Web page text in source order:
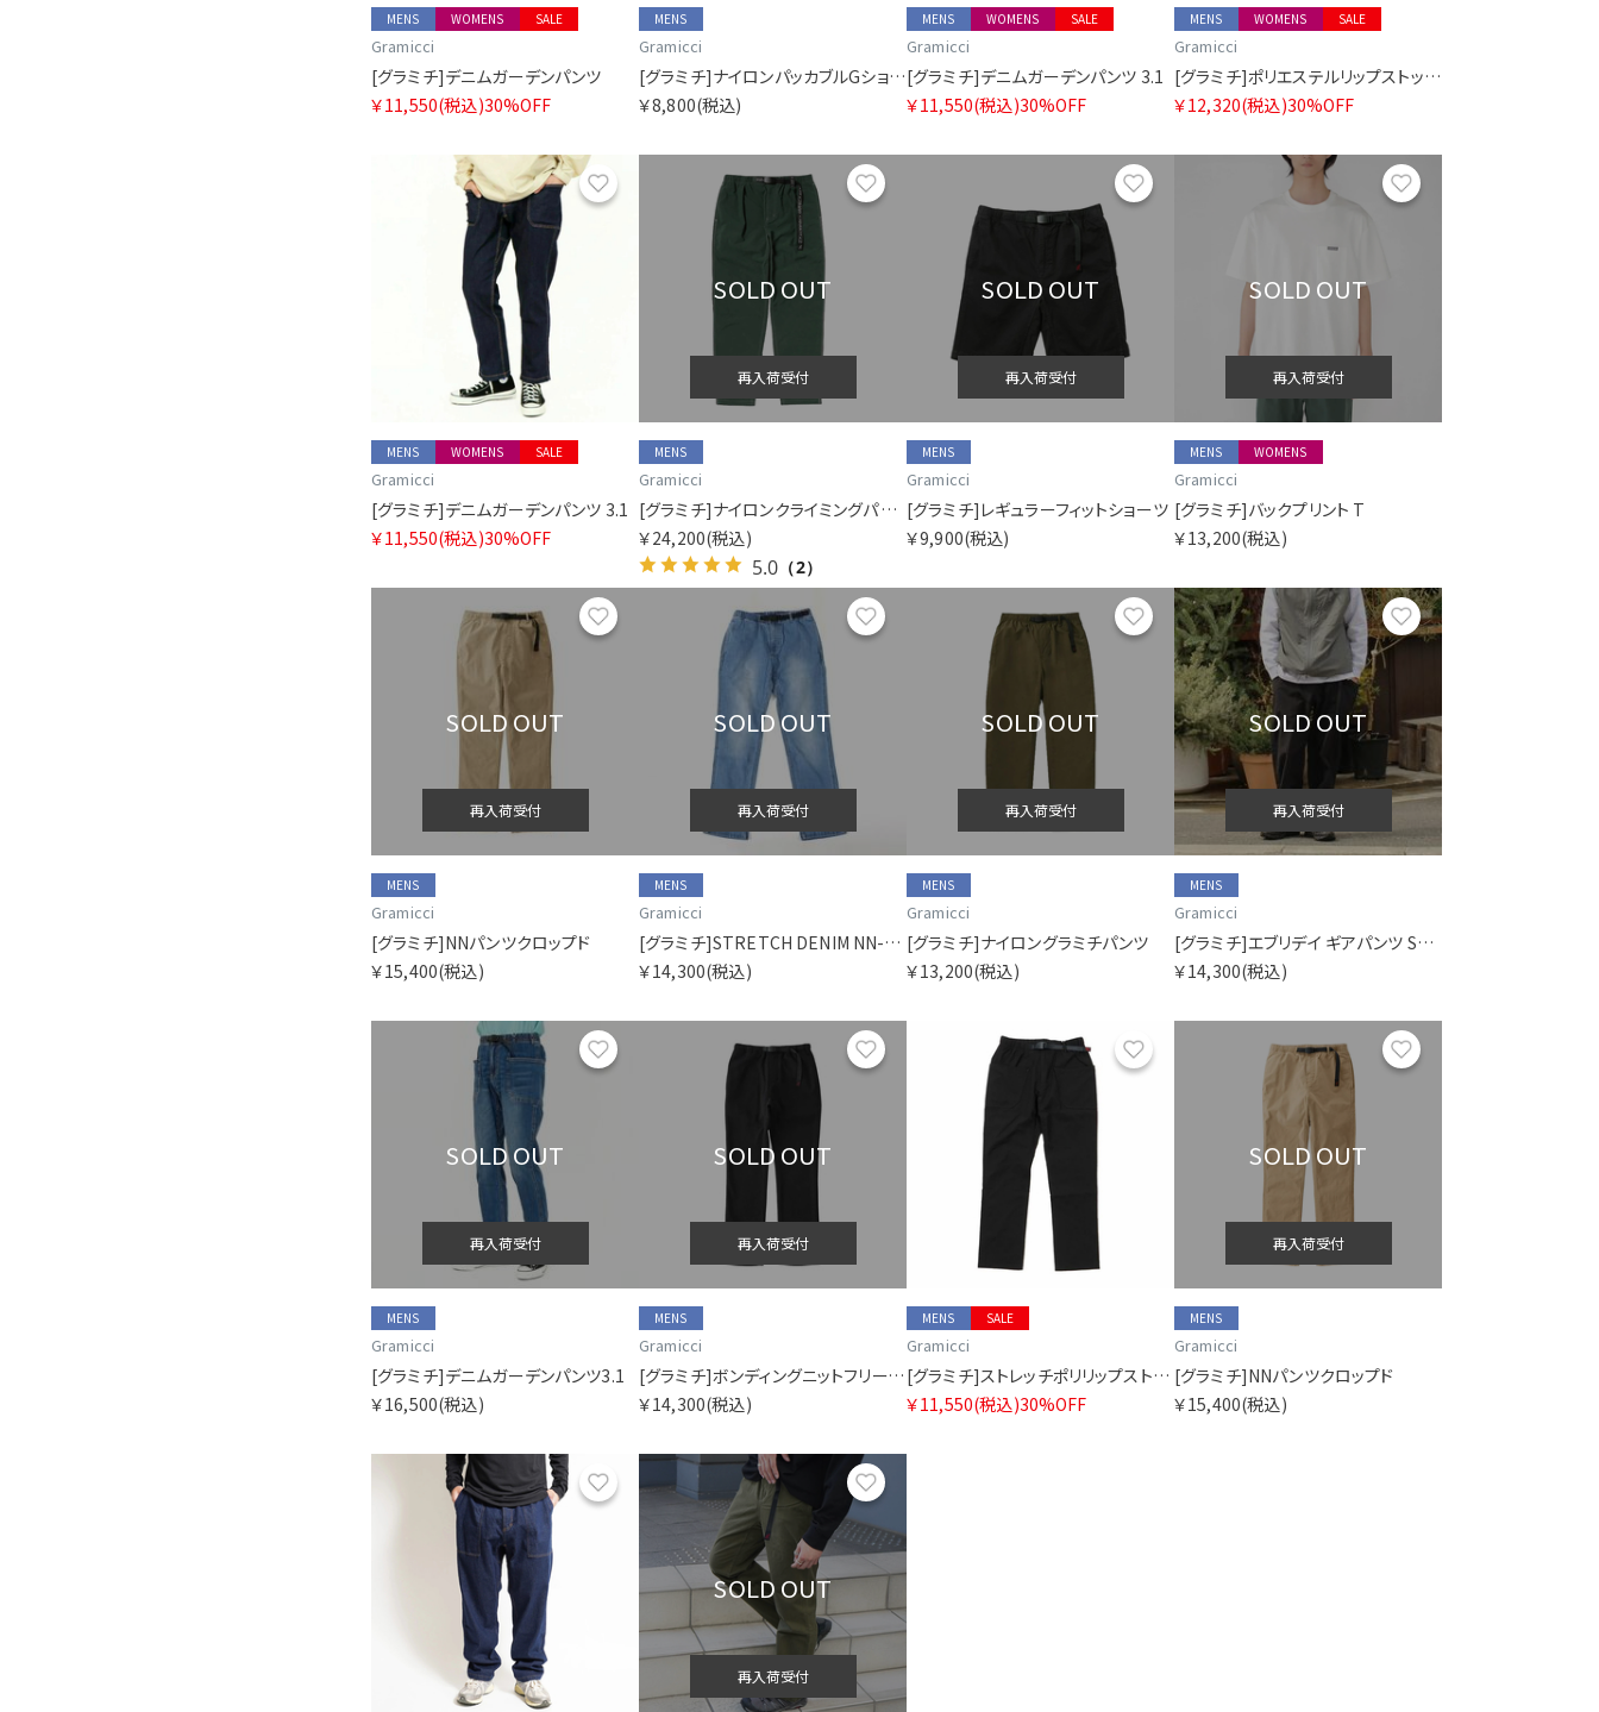
SALE
MENS WOMENS
Gramicci
[グラミチ]デニムガーデンパンツ
￥11,550(税込)30%OFF
MENS
Gramicci
[グラミチ]ナイロンパッカブルGショーツ
￥8,800(税込)
SALE
MENS WOMENS
Gramicci
[グラミチ]デニムガーデンパンツ 3.1
￥11,550(税込)30%OFF
SALE
MENS WOMENS
Gramicci
[グラミチ]ポリエステルリップストップガーデンパンツ
￥12,320(税込)30%OFF
SALE
MENS WOMENS
Gramicci
[グラミチ]デニムガーデンパンツ 3.1
￥11,550(税込)30%OFF
SOLD OUT
再入荷受付
MENS
Gramicci
[グラミチ]ナイロンクライミングパンツ
￥24,200(税込)
5.0 （2）
SOLD OUT
再入荷受付
MENS
Gramicci
[グラミチ]レギュラーフィットショーツ
￥9,900(税込)
SOLD OUT
再入荷受付
MENS WOMENS
Gramicci
[グラミチ]バックプリント T
￥13,200(税込)
SOLD OUT
再入荷受付
MENS
Gramicci
[グラミチ]NNパンツクロップド
￥15,400(税込)
SOLD OUT
再入荷受付
MENS
Gramicci
[グラミチ]STRETCH DENIM NN-PANT CROPPED
￥14,300(税込)
お気に入り
SOLD OUT
再入荷受付
MENS
Gramicci
[グラミチ]ナイロングラミチパンツ
￥13,200(税込)
お気に入り
SOLD OUT
再入荷受付
MENS
Gramicci
[グラミチ]エブリデイ ギアパンツ SMU SORA別注
￥14,300(税込)
SOLD OUT
再入荷受付
MENS
Gramicci
[グラミチ]デニムガーデンパンツ3.1
￥16,500(税込)
SOLD OUT
再入荷受付
MENS
Gramicci
[グラミチ]ボンディングニットフリースNNパンツクロップド
￥14,300(税込)
SALE
MENS
Gramicci
[グラミチ]ストレッチポリリップストップガーデンパンツ 3.1
￥11,550(税込)30%OFF
SOLD OUT
再入荷受付
MENS
Gramicci
[グラミチ]NNパンツクロップド
￥15,400(税込)
お気に入り
SOLD OUT
再入荷受付